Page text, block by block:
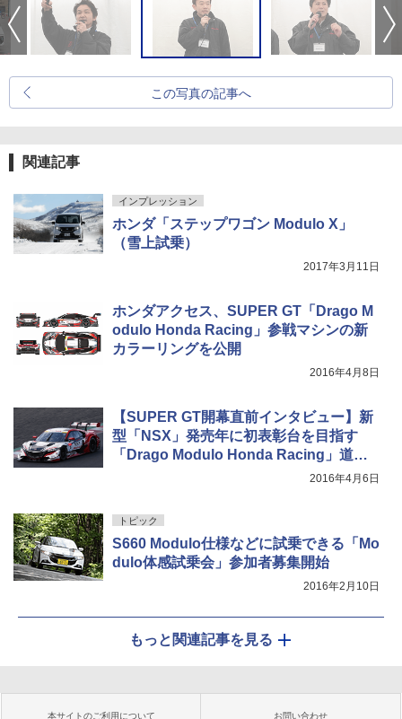
この写真の記事へ
関連記事
インプレッション
ホンダ「ステップワゴン Modulo X」
（雪上試乗）
2017年3月11日
ホンダアクセス、SUPER GT「Drago M
odulo Honda Racing」参戦マシンの新
カラーリングを公開
2016年4月8日
【SUPER GT開幕直前インタビュー】新
型「NSX」発売年に初表彰台を目指す
「Drago Modulo Honda Racing」道上
2016年4月6日
トピック
S660 Modulo仕様などに試乗できる「Mo
dulo体感試乗会」参加者募集開始
2016年2月10日
もっと関連記事を見る
本サイトのご利用について お問い合わせ